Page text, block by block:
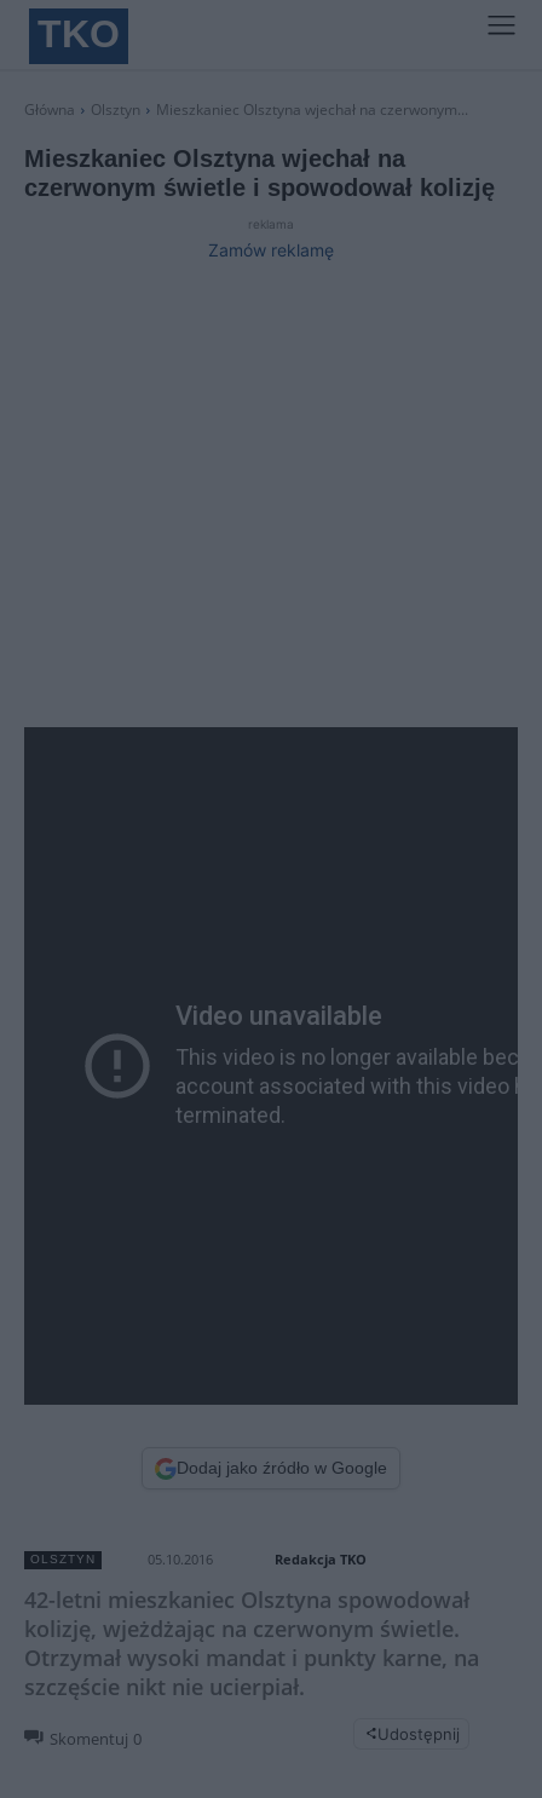
TKO
Główna Olsztyn Mieszkaniec Olsztyna wjechał na czerwonym...
Mieszkaniec Olsztyna wjechał na
czerwonym świetle i spowodował kolizję
reklama
Zamów reklamę
Dodaj jako źródło w Google
OLSZTYN 05.10.2016 Redakcja TKO
42-letni mieszkaniec Olsztyna spowodował
kolizję, wjeżdżając na czerwonym świetle.
Otrzymał wysoki mandat i punkty karne, na
szczęście nikt nie ucierpiał.
Skomentuj 0 Udostępnij